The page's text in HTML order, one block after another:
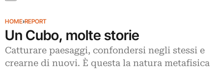
HOME›REPORT
Un Cubo, molte storie
Catturare paesaggi, confondersi negli stessi e
crearne di nuovi. È questa la natura metafisica